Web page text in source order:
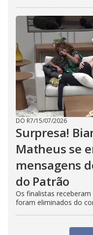
DO R7/15/07/2026
Surpresa!
Matheus se
mensagens
do Patrão
Os finalistas
foram eliminados do